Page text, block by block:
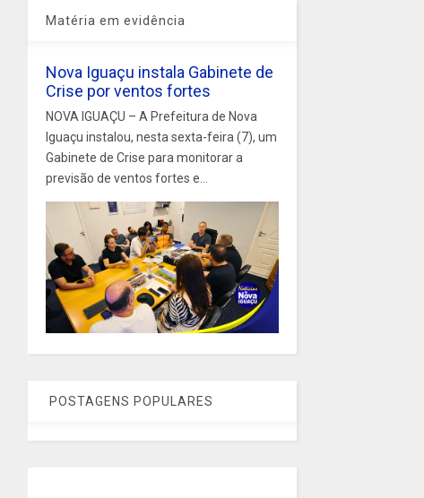
Matéria em evidência
Nova Iguaçu instala Gabinete de
Crise por ventos fortes
NOVA IGUAÇU – A Prefeitura de Nova
Iguaçu instalou, nesta sexta-feira (7), um
Gabinete de Crise para monitorar a
previsão de ventos fortes e...
POSTAGENS POPULARES